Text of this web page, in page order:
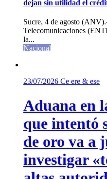
dejan sin utilidad el
Sucre, 4 de agosto
Telecomunicaciones
la...
Nacional
23/07/2026 Ce ere & ese
Aduana en
que intentó
de oro va a
investigar